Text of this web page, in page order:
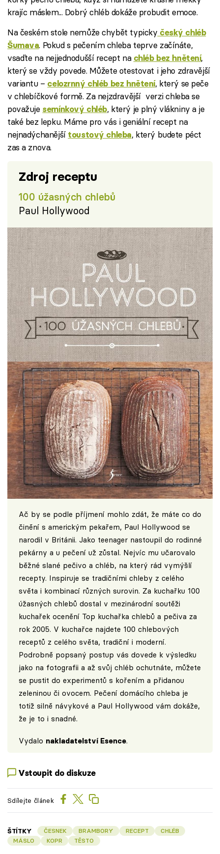
krajíc máslem... Dobrý chléb dokáže probudit emoce.
Na českém stole nemůže chybět typicky český chléb
Šumava. Pokud s pečením chleba teprve začínáte,
vsaďte na nejjednodušší recept na chléb bez hnětení,
který se vždy povede. Můžete otestovat i jeho zdravější
variantu – celozrnný chléb bez hnětení, který se peče
v chlebíčkové formě. Za nejzdravější verzi chleba se
považuje semínkový chléb, který je plný vlákniny a je
také bez lepku. Máme pro vás i geniální recept na
nejnadýchanější toustový chleba, který budete péct
zas a znova.
Zdroj receptu
100 úžasných chlebů
Paul Hollywood
Ač by se podle příjmení mohlo zdát, že máte co do
činění s americkým pekařem, Paul Hollywood se
narodil v Británii. Jako teenager nastoupil do rodinné
pekárny a u pečení už zůstal. Nejvíc mu učarovalo
běžné slané pečivo a chléb, na který rád vymýšlí
recepty. Inspiruje se tradičními chleby z celého
světa i kombinací různých surovin. Za kuchařku 100
úžasných chlebů dostal v mezinárodní soutěži
kuchařek ocenění Top kuchařka chlebů a pečiva za
rok 2005. V kuchařce najdete 100 chlebových
receptů z celého světa, tradiční i moderní.
Podrobně popsaný postup vás dovede k výsledku
jako na fotografii a až svůj chléb ochutnáte, můžete
se pustit do experimentů s kořením a přidanou
zeleninou či ovocem. Pečení domácího chleba je
totiž silně návykové a Paul Hollywood vám dokáže,
že je to i snadné.
Vydalo nakladatelství Esence.
Vstoupit do diskuze
Sdílejte článek
ŠTÍTKY ČESNEK BRAMBORY RECEPT
CHLÉB
MÁSLO
KOPR TĚSTO